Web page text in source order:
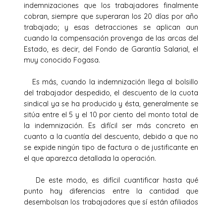
indemnizaciones que los trabajadores finalmente
cobran, siempre que superaran los 20 días por año
trabajado; y esas detracciones se aplican aun
cuando la compensación provenga de las arcas del
Estado, es decir, del Fondo de Garantía Salarial, el
muy conocido Fogasa.
Es más, cuando la indemnización llega al bolsillo
del trabajador despedido, el descuento de la cuota
sindical ya se ha producido y ésta, generalmente se
sitúa entre el 5 y el 10 por ciento del monto total de
la indemnización. Es difícil ser más concreto en
cuanto a la cuantía del descuento, debido a que no
se expide ningún tipo de factura o de justificante en
el que aparezca detallada la operación.
De este modo, es difícil cuantificar hasta qué
punto hay diferencias entre la cantidad que
desembolsan los trabajadores que sí están afiliados